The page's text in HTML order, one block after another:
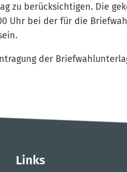
zu berücksichtigen. Die
Uhr bei der für die
der
Links